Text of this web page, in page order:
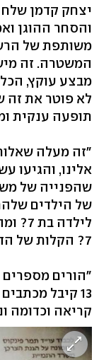
יצחק קדמן
משותפת של
המשטרה. זה
מבצע עוקץ, הכל
לא פוטר את זה
תופעה ענקית
"זה מעלה
אלינו, והגיעו
שהפנייה של
של הילדים
7? הקלות של הדבר הזה היא בלתי נסבלת.
"הורים מספרים
13 קיבל
קריאה וכדומה